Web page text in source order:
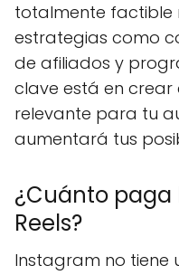
totalmente factible
estrategias como
de afiliados y
clave está en
relevante para tu
aumentará tus
¿Cuánto
Reels?
Instagram no tiene